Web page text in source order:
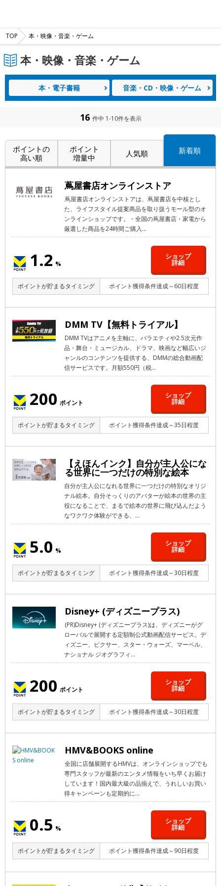
TOP 本・映像・音楽・ゲーム
本・映像・音楽・ゲーム
本・電子書籍 音楽・CD・映像・ゲーム
16 件中 1-10件を表示
ポイントの
高い順
ポイント
増量中
人気順 新着順
蔦屋書店オンラインストア
蔦屋書店オンラインストアは、蔦屋書店を中核とし
た、ライフスタイル提案商品を取り扱うモール型のオ
ンラインショップです。・全国の蔦屋書店・家電から
厳選した商品を24時間ご購入...
1.2 %
ショップ
詳細
ポイントが貯まるタイミング ポイント獲得条件達成～60日程度
DMM TV【無料トライアル】
DMM TVはアニメを主軸に、バラエティや2.5次元作
品・舞台・ミュージカル、ドラマ、映画など幅広いジ
ャンルのコンテンツを提供する、DMMの総合動画配
信サービスです。月額550円（税...
200 ポイント
ショップ
詳細
ポイントが貯まるタイミング ポイント獲得条件達成～35日程度
【えほんインク】自分が主人公にな
る世界に一つだけの特別な絵本
自分が主人公になれる世界に一つだけの特別なオリジ
ナル絵本。自分そっくりのアバターが絵本の世界の主
役になることで、まるで絵本の世界に飛び込んだよう
なワクワク体験ができる、...
5.0 %
ショップ
詳細
ポイントが貯まるタイミング ポイント獲得条件達成～30日程度
Disney+ (ディズニープラス)
(PR)Disney+ (ディズニープラス)は、ディズニーがグ
ローバルで展開する定額制公式動画配信サービス。デ
ィズニー、ピクサー、スター・ウォーズ、マーベル、
ナショナル ジオグラフィ...
200 ポイント
ショップ
詳細
ポイントが貯まるタイミング ポイント獲得条件達成～30日程度
HMV&BOOKS online
全国に店舗展開するHMVは、オンラインショップでも
専門スタッフが最新のエンタメ情報をいち早くお届け
しています！国内最大級の品揃えで、うれしいお買い
得キャンペーンも定期的に...
0.5 %
ショップ
詳細
ポイントが貯まるタイミング ポイント獲得条件達成～90日程度